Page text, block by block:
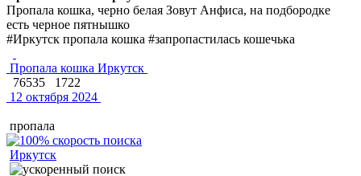
Пропала кошка, черно белая Зовут Анфиса, на подбородке
есть черное пятнышко
#Иркутск пропала кошка #запропастилась кошечька
Пропала кошка Иркутск
76535
1722
12 октября 2024
пропала
Иркутск